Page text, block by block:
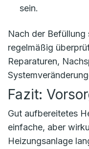
sein.
Nach der
regelmäßig
Reparaturen,
Fazit:
Gut aufbereitetes
einfache, aber
Heizungsanlage